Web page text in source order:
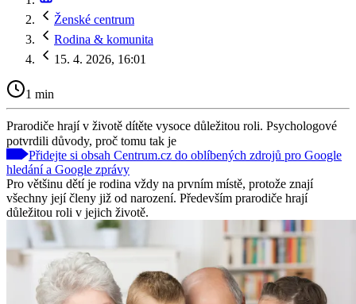
Ženské centrum
Rodina & komunita
15. 4. 2026, 16:01
1 min
Prarodiče hrají v životě dítěte vysoce důležitou roli. Psychologové
potvrdili důvody, proč tomu tak je
Přidejte si obsah Centrum.cz do oblíbených zdrojů pro Google
hledání a Google zprávy
Pro většinu dětí je rodina vždy na prvním místě, protože znají
všechny její členy již od narození. Především prarodiče hrají
důležitou roli v jejich životě.